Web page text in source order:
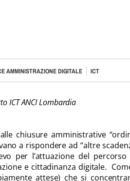
AMMINISTRAZIONE DIGITALE ICT
ICT ANCI Lombardia
chiusure amministrative
a rispondere ad “altre
per l’attuazione del
e cittadinanza digitale.
attese) che si